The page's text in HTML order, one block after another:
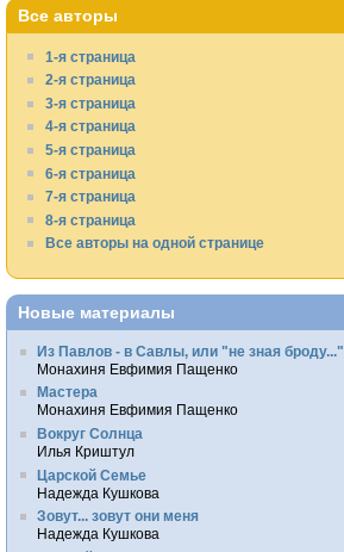
Все авторы
1-я страница
2-я страница
3-я страница
4-я страница
5-я страница
6-я страница
7-я страница
8-я страница
Все авторы на одной странице
Новые материалы
Из Павлов - в Савлы, или "не зная броду..."
Монахиня Евфимия Пащенко
Мастера
Монахиня Евфимия Пащенко
Вокруг Солнца
Илья Криштул
Царской Семье
Надежда Кушкова
Зовут... зовут они меня
Надежда Кушкова